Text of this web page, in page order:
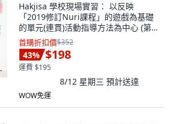
Hakjisa 學校現場實習： 以反映
「2019修訂Nuri課程」的遊戲為基礎
的單元(連貫)活動指導方法為中心 (第2
版), 梁秀英
首購折扣價$352
43% $198
運費 $195
8/12 星期三 預計送達
WOW免運